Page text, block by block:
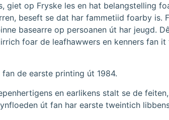
giet op Fryske les en hat belangstelling
beseft se dat har fammetiid foarby is.
basearre op persoanen út har jeugd.
foar de leafhawwers en kenners fan
de earste printing út 1984.
en earlikens stalt se de
út fan har earste tweintich